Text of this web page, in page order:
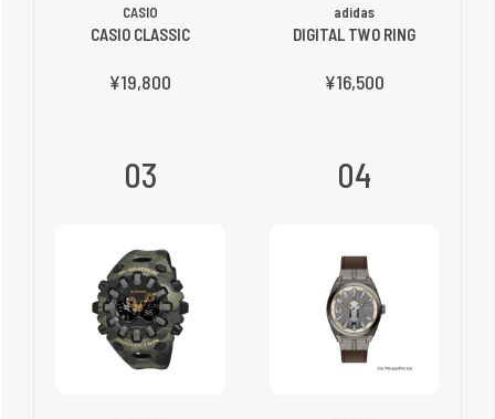
CASIO
CASIO CLASSIC
¥19,800
adidas
DIGITAL TWO RING
¥16,500
03 04